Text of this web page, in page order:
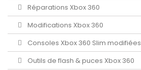
Réparations Xbox 360
Modifications Xbox 360
Consoles Xbox 360 Slim modifiées
Outils de flash & puces Xbox 360